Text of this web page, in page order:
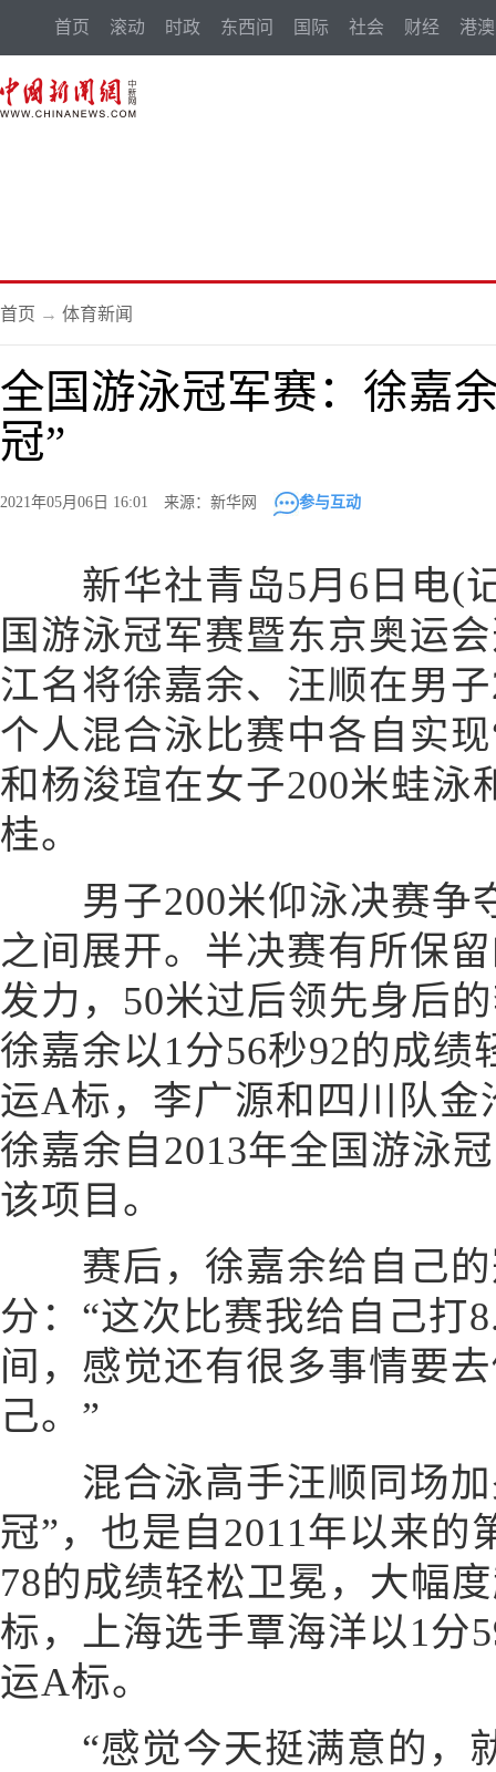
首页 滚动 时政 东西问 国际 社会 财经 港澳
首页 → 体育新闻
全国游泳冠军赛：徐嘉
冠”
2021年05月06日 16:01 来源：新华网 参与互动
新华社青岛5月6日电(记
国游泳冠军赛暨东京奥运
江名将徐嘉余、汪顺在男
个人混合泳比赛中各自实
和杨浚瑄在女子200米蛙泳
桂。
男子200米仰泳决赛争
之间展开。半决赛有所保
发力，50米过后领先身后
徐嘉余以1分56秒92的成
运A标，李广源和四川队
徐嘉余自2013年全国游泳
该项目。
赛后，徐嘉余给自己的
分：“这次比赛我给自己打
间，感觉还有很多事情要
己。”
混合泳高手汪顺同场加
冠”，也是自2011年以来的
78的成绩轻松卫冕，大幅
标，上海选手覃海洋以1分
运A标。
“感觉今天挺满意的，